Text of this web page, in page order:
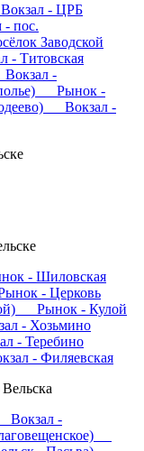
- ЦРБ
пос.
Заводской
- Титовская
-
Рынок -
Вокзал -
- Шиловская
- Церковь
Рынок - Кулой
- Хозьмино
- Теребино
- Филяевская
Вокзал -